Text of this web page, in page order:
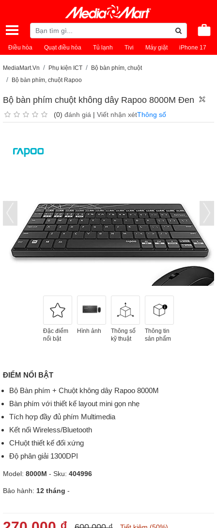
Điều hòa Quạt điều hòa Tủ lạnh Tivi Máy giặt iPhone 17
MediaMart.Vn Phụ kiện ICT
Bộ bàn phím, chuột
Bộ bàn phím, chuột Rapoo
Bộ bàn phím chuột không dây Rapoo 8000M Đen
(0) đánh giá | Viết nhận xétThông số
Đặc điểm
nổi bật
Hình ảnh
Thông số
kỹ thuật
Thông tin
sản phẩm
ĐIỂM NỔI BẬT
Bộ Bàn phím + Chuột không dây Rapoo 8000M
Bàn phím với thiết kế layout mini gọn nhẹ
Tích hợp đầy đủ phím Multimedia
Kết nối Wireless/Bluetooth
CHuột thiết kế đối xứng
Độ phân giải 1300DPI
Model: 8000M - Sku: 404996
Bảo hành: 12 tháng -